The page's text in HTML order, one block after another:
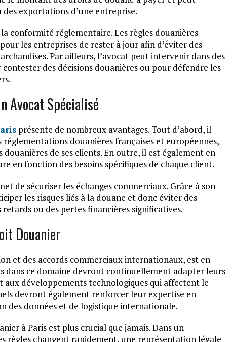
exportations d’une entreprise.
conformité réglementaire. Les règles douanières
les entreprises de rester à jour afin d’éviter des
Par ailleurs, l’avocat peut intervenir dans des
des décisions douanières ou pour défendre les
Avocat Spécialisé
présente de nombreux avantages. Tout d’abord, il
réglementations douanières françaises et européennes,
de ses clients. En outre, il est également en
en fonction des besoins spécifiques de chaque client.
de sécuriser les échanges commerciaux. Grâce à son
les risques liés à la douane et donc éviter des
ou des pertes financières significatives.
Douanier
et des accords commerciaux internationaux, est en
dans ce domaine devront continuellement adapter leurs
aux développements technologiques qui affectent le
devront également renforcer leur expertise en
des données et de logistique internationale.
à Paris est plus crucial que jamais. Dans un
règles changent rapidement, une représentation légale